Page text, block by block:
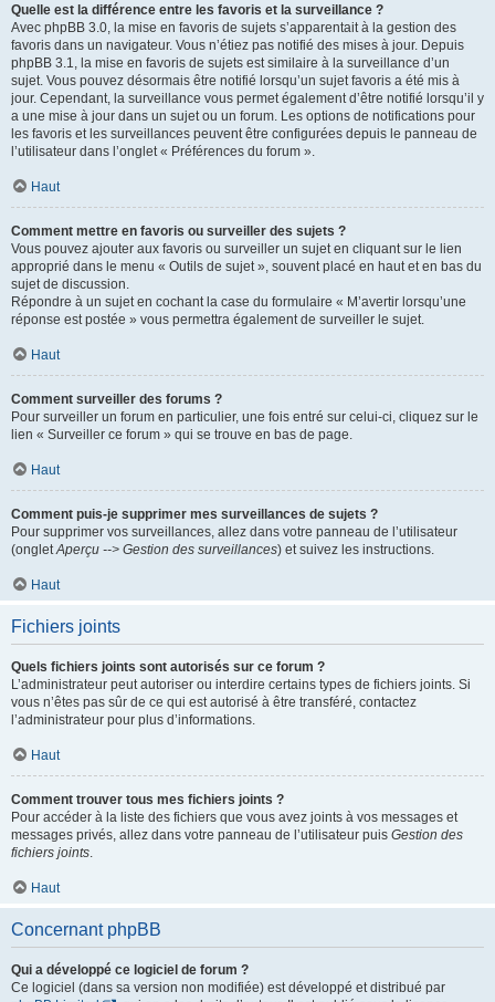
Quelle est la différence entre les favoris et la surveillance ?
Avec phpBB 3.0, la mise en favoris de sujets s’apparentait à la gestion des
favoris dans un navigateur. Vous n’étiez pas notifié des mises à jour. Depuis
phpBB 3.1, la mise en favoris de sujets est similaire à la surveillance d’un
sujet. Vous pouvez désormais être notifié lorsqu’un sujet favoris a été mis à
jour. Cependant, la surveillance vous permet également d’être notifié lorsqu’il y
a une mise à jour dans un sujet ou un forum. Les options de notifications pour
les favoris et les surveillances peuvent être configurées depuis le panneau de
l’utilisateur dans l’onglet « Préférences du forum ».
Haut
Comment mettre en favoris ou surveiller des sujets ?
Vous pouvez ajouter aux favoris ou surveiller un sujet en cliquant sur le lien
approprié dans le menu « Outils de sujet », souvent placé en haut et en bas du
sujet de discussion.
Répondre à un sujet en cochant la case du formulaire « M’avertir lorsqu’une
réponse est postée » vous permettra également de surveiller le sujet.
Haut
Comment surveiller des forums ?
Pour surveiller un forum en particulier, une fois entré sur celui-ci, cliquez sur le
lien « Surveiller ce forum » qui se trouve en bas de page.
Haut
Comment puis-je supprimer mes surveillances de sujets ?
Pour supprimer vos surveillances, allez dans votre panneau de l’utilisateur
(ongletAperçu --> Gestion des surveillances) et suivez les instructions.
Haut
Fichiers joints
Quels fichiers joints sont autorisés sur ce forum ?
L’administrateur peut autoriser ou interdire certains types de fichiers joints. Si
vous n’êtes pas sûr de ce qui est autorisé à être transféré, contactez
l’administrateur pour plus d’informations.
Haut
Comment trouver tous mes fichiers joints ?
Pour accéder à la liste des fichiers que vous avez joints à vos messages et
messages privés, allez dans votre panneau de l’utilisateur puis Gestion des
fichiers joints.
Haut
Concernant phpBB
Qui a développé ce logiciel de forum ?
Ce logiciel (dans sa version non modifiée) est développé et distribué par